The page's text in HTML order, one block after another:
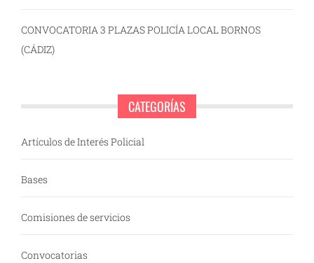
CONVOCATORIA 3 PLAZAS POLICÍA LOCAL BORNOS
(CÁDIZ)
CATEGORÍAS
Artículos de Interés Policial
Bases
Comisiones de servicios
Convocatorias